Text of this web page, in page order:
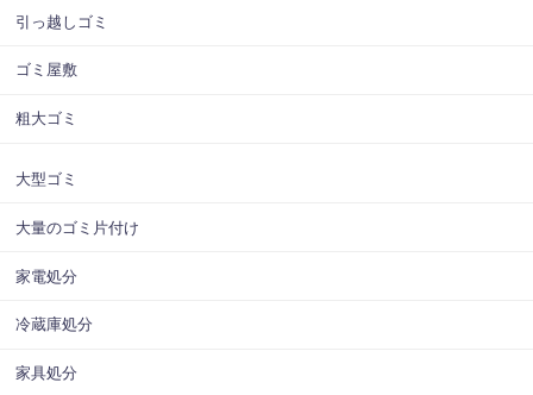
引っ越しゴミ
ゴミ屋敷
粗大ゴミ
大型ゴミ
大量のゴミ片付け
家電処分
冷蔵庫処分
家具処分